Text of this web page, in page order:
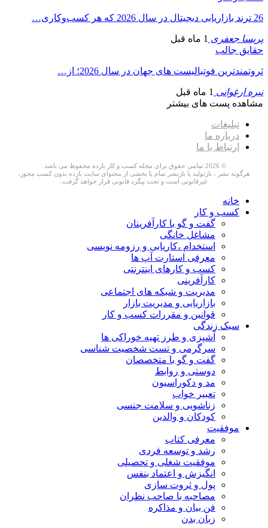
26 ترند بازاریابی دیجیتال در سال 2026 که هر کسب‌وکاری…
پریسا جعفری 1 ماه قبل
حقایق جالب
ثروتمندترین فوتبالیست های جهان در سال 2026؛ از…
نیره ارغوانی 1 ماه قبل
مشاهده پست های بیشتر
تبلیغات
درباره ما
ارتباط با ما
© 2026 تمامی حقوق برای مجله کسب و کار بازده محفوظ می باشد.
هرگونه نشر ، بازتولید یا بازنشر تمام یا بخشی از محتوای سایت بازده بدون کسب مجوز،
غیرقانونی است و تحت پیگرد قانونی قرار خواهد گرفت.
خانه
کسب و کار
گفت و گو با کارآفرینان
مشاغل خانگی
استخدام ،کاریابی و رزومه نویسی
معرفی استارت آپ ها
کسب و کارهای اینترنتی
کارآفرینی
مدیریت و شبکه های اجتماعی
بازاریابی و مدیریت بازار
قوانین و مقررات کسب و کار
سبک زندگی
آشپزی و طرز تهیه خوراکی ها
سرگرمی و تست شخصیت شناسی
گفت و گو با متخصصان
دوستی و روابط
مد و دکوراسیون
تعبیر خواب
زناشویی و سلامت جنسی
کودکان و والدین
موفقیت
معرفی کتاب
رشد و توسعه فردی
موفقیت شغلی و تحصیلی
انگیزش و اعتماد بنفس
پول و ثروت سازی
مصاحبه با صاحب نظران
فن بیان و مذاکره
زبان بدن